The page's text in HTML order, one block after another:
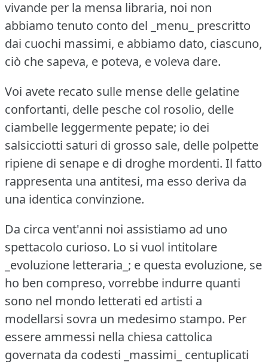
vivande per la mensa libraria, noi non
abbiamo tenuto conto del _menu_ prescritto
dai cuochi massimi, e abbiamo dato, ciascuno,
ciò che sapeva, e poteva, e voleva dare.
Voi avete recato sulle mense delle gelatine
confortanti, delle pesche col rosolio, delle
ciambelle leggermente pepate; io dei
salsicciotti saturi di grosso sale, delle polpette
ripiene di senape e di droghe mordenti. Il fatto
rappresenta una antitesi, ma esso deriva da
una identica convinzione.
Da circa vent'anni noi assistiamo ad uno
spettacolo curioso. Lo si vuol intitolare
_evoluzione letteraria_; e questa evoluzione, se
ho ben compreso, vorrebbe indurre quanti
sono nel mondo letterati ed artisti a
modellarsi sovra un medesimo stampo. Per
essere ammessi nella chiesa cattolica
governata da codesti _massimi_ centuplicati